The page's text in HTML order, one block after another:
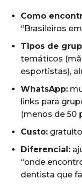
Como
“Brasileiros
Tipos de
temáticos
esportistas),
WhatsApp:
links para
(menos de 50
Custo: gratuito
Diferencial:
“onde
dentista que